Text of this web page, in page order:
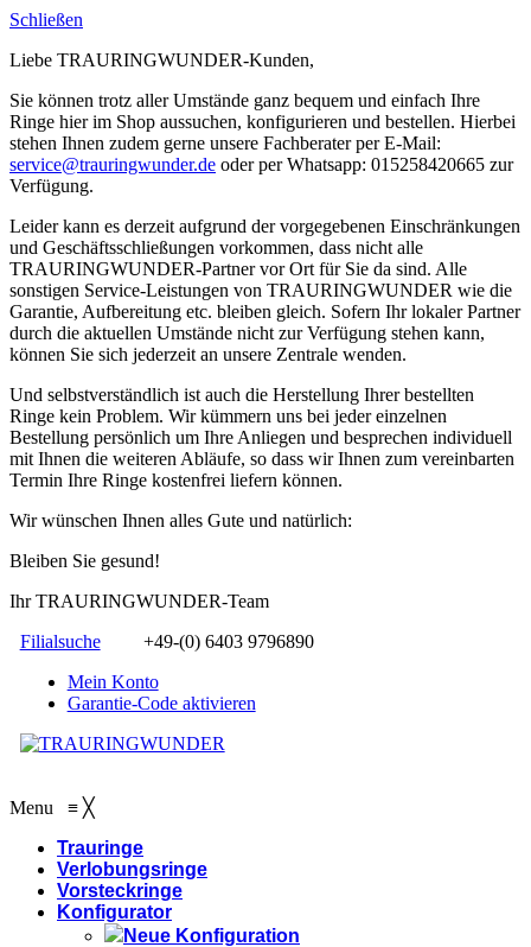
Schließen
Liebe TRAURINGWUNDER-Kunden,
Sie können trotz aller Umstände ganz bequem und einfach Ihre
Ringe hier im Shop aussuchen, konfigurieren und bestellen. Hierbei
stehen Ihnen zudem gerne unsere Fachberater per E-Mail:
service@trauringwunder.de oder per Whatsapp: 015258420665 zur
Verfügung.
Leider kann es derzeit aufgrund der vorgegebenen Einschränkungen
und Geschäftsschließungen vorkommen, dass nicht alle
TRAURINGWUNDER-Partner vor Ort für Sie da sind. Alle
sonstigen Service-Leistungen von TRAURINGWUNDER wie die
Garantie, Aufbereitung etc. bleiben gleich. Sofern Ihr lokaler Partner
durch die aktuellen Umstände nicht zur Verfügung stehen kann,
können Sie sich jederzeit an unsere Zentrale wenden.
Und selbstverständlich ist auch die Herstellung Ihrer bestellten
Ringe kein Problem. Wir kümmern uns bei jeder einzelnen
Bestellung persönlich um Ihre Anliegen und besprechen individuell
mit Ihnen die weiteren Abläufe, so dass wir Ihnen zum vereinbarten
Termin Ihre Ringe kostenfrei liefern können.
Wir wünschen Ihnen alles Gute und natürlich:
Bleiben Sie gesund!
Ihr TRAURINGWUNDER-Team
Filialsuche
+49-(0) 6403 9796890
Mein Konto
Garantie-Code aktivieren
Menu ≡ ╳
Trauringe
Verlobungsringe
Vorsteckringe
Konfigurator
Neue Konfiguration